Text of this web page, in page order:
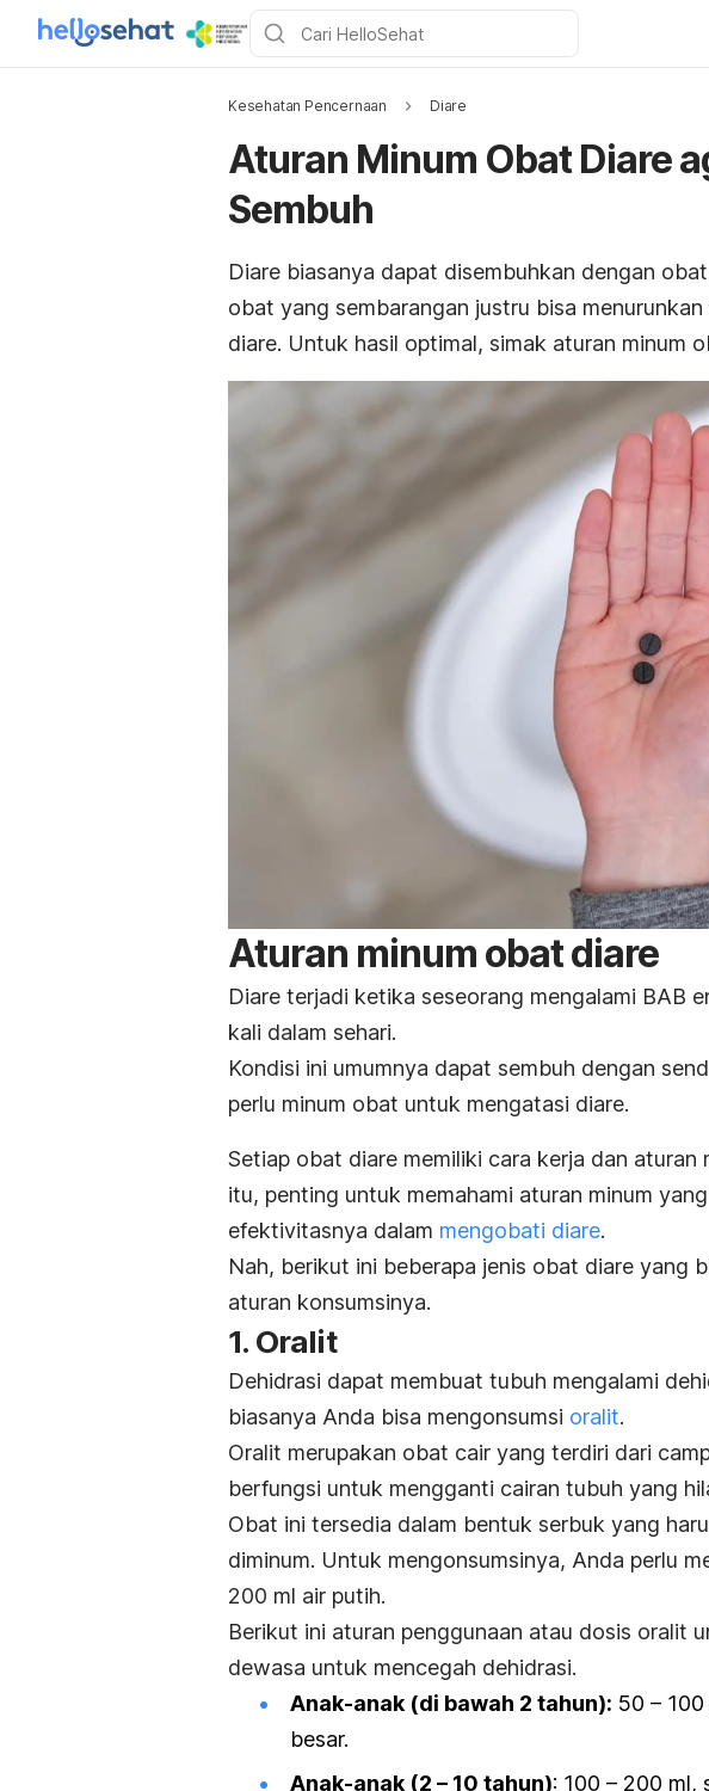
Kesehatan Pencernaan Diare
Aturan Minum Obat Diare
Sembuh
Diare biasanya dapat disembuhkan dengan
obat yang sembarangan justru bisa
diare. Untuk hasil optimal, simak aturan minum
Aturan minum obat diare
Diare terjadi ketika seseorang mengalami BAB
kali dalam sehari.
Kondisi ini umumnya dapat sembuh dengan
perlu minum obat untuk mengatasi diare.
Setiap obat diare memiliki cara kerja dan aturan
itu, penting untuk memahami aturan minum
efektivitasnya dalam mengobati diare.
Nah, berikut ini beberapa jenis obat diare yang
aturan konsumsinya.
1. Oralit
Dehidrasi dapat membuat tubuh mengalami
biasanya Anda bisa mengonsumsi oralit.
Oralit merupakan obat cair yang terdiri dari
berfungsi untuk mengganti cairan tubuh yang
Obat ini tersedia dalam bentuk serbuk yang
diminum. Untuk mengonsumsinya, Anda perlu
200 ml air putih.
Berikut ini aturan penggunaan atau dosis oralit
dewasa untuk mencegah dehidrasi.
Anak-anak (di bawah 2 tahun): 50 –
besar.
Anak-anak (2 – 10 tahun): 100 – 200 ml,